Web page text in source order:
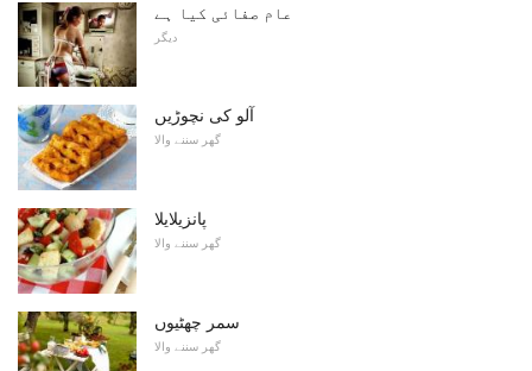
عام صفائی کیا ہے
دیگر
آلو کی نچوڑیں
گھر سننے والا
پانزیلایلا
گھر سننے والا
سمر چھٹیوں
گھر سننے والا